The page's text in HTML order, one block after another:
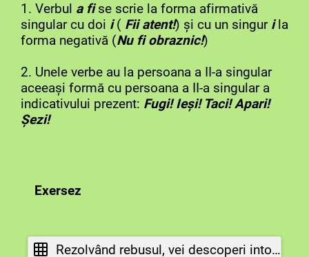
1. Verbul a fise scrie la forma afirmativă
singular cu doi i( Fii atent!) și cu un singur ila
forma negativă (Nu fi obraznic!)
2. Unele verbe au la persoana a II-a singular
aceeași formă cu persoana a II-a singular a
indicativului prezent: Fugi! Ieși! Taci! Apari!
Șezi!
Exersez
Rezolvând rebusul, vei descoperi intonația specifică imperativului.